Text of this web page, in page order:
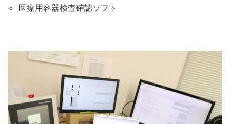
医療用容器検査確認ソフト